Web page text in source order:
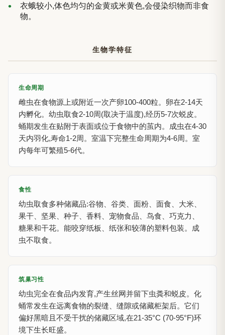
衣蛾较小,体色均匀的金黄或米黄色,会侵染织物而非食
物。
生物学特征
生命周期
雌虫在食物源上或附近一次产卵100-400粒。卵在2-14天
内孵化。幼虫取食2-10周(取决于温度),经历5-7次蜕皮。
蛹期发生在贴附于表面或位于食物中的茧内。成虫在4-30
天内羽化,寿命1-2周。室温下完整生命周期为4-6周。室
内每年可繁殖5-6代。
食性
幼虫取食多种储藏品:谷物、谷类、面粉、面食、大米、
果干、坚果、种子、香料、宠物食品、鸟食、巧克力、
糖果和干花。能咬穿纸板、纸张和较薄的塑料包装。成
虫不取食。
筑巢习性
幼虫完全在食品内发育,产生丝网并留下虫粪和蜕皮。化
蛹常发生在远离食物的裂缝、缝隙或储藏柜架后。它们
偏好黑暗且不受干扰的储藏区域,在21-35°C (70-95°F)环
境下生长旺盛。